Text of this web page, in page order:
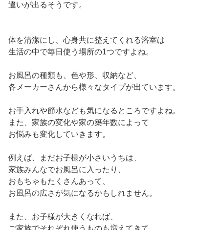
違いが出るそうです。
体を清潔にし、心身共に整えてくれる浴室は
生活の中で毎日使う場所の1つですよね。
お風呂の種類も、色や形、収納など、
各メーカーさんから様々なタイプが出ています。
お手入れや節水なども気になるところですよね。
また、家族の変化や家の築年数によって
お悩みも変化していきます。
例えば、まだお子様が小さいうちは、
家族みんなでお風呂に入ったり、
おもちゃもたくさんあって、
お風呂の広さが気になるかもしれません。
また、お子様が大きくなれば、